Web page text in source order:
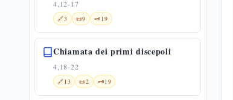
4,12-17
🔗3 📜9 🗝️19
Chiamata dei primi discepoli
4,18-22
🔗13 📜2 🗝️19